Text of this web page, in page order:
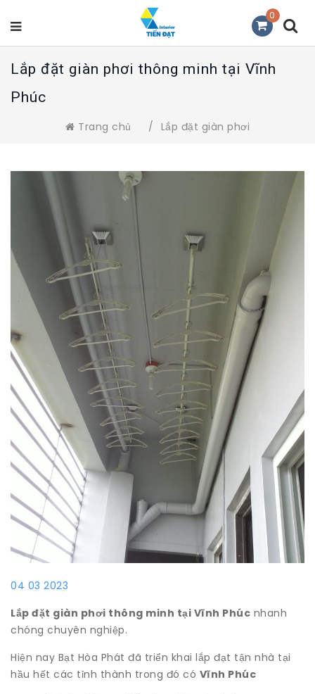
0
Lắp đặt giàn phơi thông minh tại Vĩnh
Phúc
Trang chủ / Lắp đặt giàn phơi
04 03 2023
Lắp đặt giàn phơi thông minh tại Vĩnh Phúc nhanh
chóng chuyên nghiệp.
Hiện nay Bạt Hòa Phát đã triển khai lắp đạt tận nhà tại
hầu hết các tỉnh thành trong đó có Vĩnh Phúc